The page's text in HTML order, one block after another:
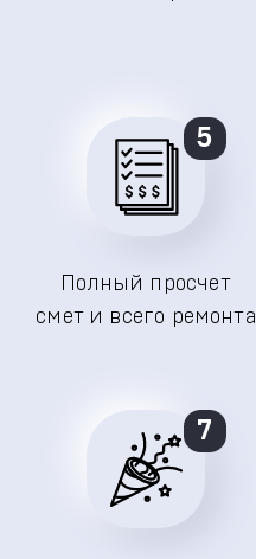
5
Полный просчет
смет и всего ремонта
7